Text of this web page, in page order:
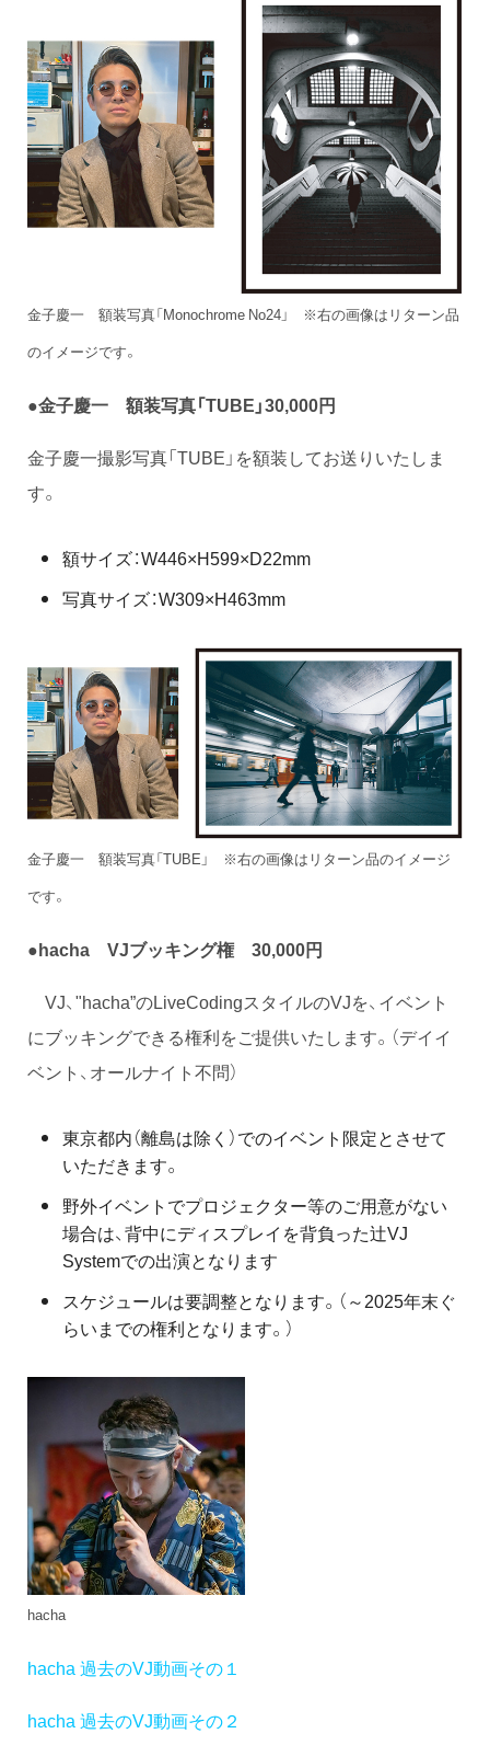
金子慶一 額装写真「Monochrome No24」 ※右の画像はリターン品
のイメージです。
●金子慶一 額装写真「TUBE」30,000円
金子慶一撮影写真「TUBE」を額装してお送りいたしま
す。
額サイズ：W446×H599×D22mm
写真サイズ：W309×H463mm
金子慶一 額装写真「TUBE」 ※右の画像はリターン品のイメージ
です。
●hacha VJブッキング権 30,000円
VJ、"hacha”のLiveCodingスタイルのVJを、イベント
にブッキングできる権利をご提供いたします。（デイイ
ベント、オールナイト不問）
東京都内（離島は除く）でのイベント限定とさせて
いただきます。
野外イベントでプロジェクター等のご用意がない
場合は、背中にディスプレイを背負った辻VJ
Systemでの出演となります
スケジュールは要調整となります。（～2025年末ぐ
らいまでの権利となります。）
hacha
hacha 過去のVJ動画その１
hacha 過去のVJ動画その２